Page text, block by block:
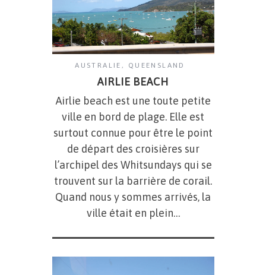
AUSTRALIE , QUEENSLAND
AIRLIE BEACH
Airlie beach est une toute petite
ville en bord de plage. Elle est
surtout connue pour être le point
de départ des croisières sur
l’archipel des Whitsundays qui se
trouvent sur la barrière de corail.
Quand nous y sommes arrivés, la
ville était en plein…